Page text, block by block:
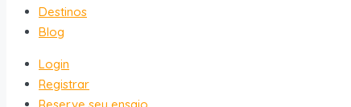
Destinos
Blog
Login
Registrar